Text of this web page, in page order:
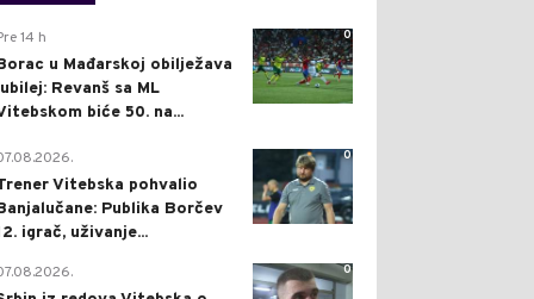
0
14 h
u Mađarskoj obilježava
Revanš sa ML
biće 50. na...
0
Vitebska pohvalio
Publika Borčev
igrač, uživanje...
0